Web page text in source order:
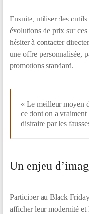
Ensuite, utiliser des
évolutions de prix sur
hésiter à contacter
une offre personnalisée,
promotions standard.
« Le meilleur moyen
ce dont on a vraiment
distraire par les
Un enjeu
Participer au Black
afficher leur modernité et